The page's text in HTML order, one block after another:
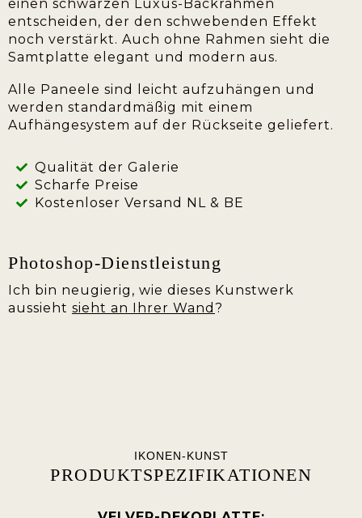
einen schwarzen Luxus-Backrahmen
entscheiden, der den schwebenden Effekt
noch verstärkt. Auch ohne Rahmen sieht die
Samtplatte elegant und modern aus.
Alle Paneele sind leicht aufzuhängen und
werden standardmäßig mit einem
Aufhängesystem auf der Rückseite geliefert.
Qualität der Galerie
Scharfe Preise
Kostenloser Versand NL & BE
Photoshop-Dienstleistung
Ich bin neugierig, wie dieses Kunstwerk
aussieht sieht an Ihrer Wand ?
IKONEN-KUNST
PRODUKTSPEZIFIKATIONEN